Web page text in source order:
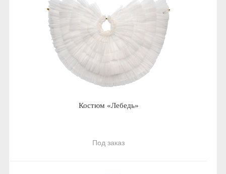
Костюм «Лебедь»
Под заказ